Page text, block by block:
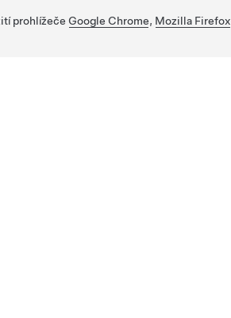
prohlížeče Google Chrome, Mozilla Firefox